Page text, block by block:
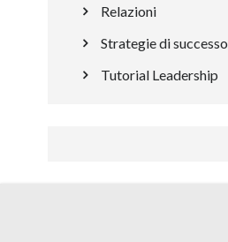
Relazioni
Strategie di successo
Tutorial Leadership